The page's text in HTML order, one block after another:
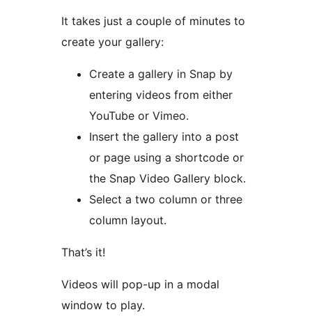
It takes just a couple of minutes to
create your gallery:
Create a gallery in Snap by
entering videos from either
YouTube or Vimeo.
Insert the gallery into a post
or page using a shortcode or
the Snap Video Gallery block.
Select a two column or three
column layout.
That’s it!
Videos will pop-up in a modal
window to play.